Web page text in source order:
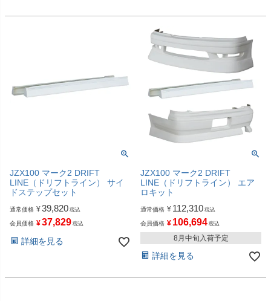
JZX100 マーク2 DRIFT
LINE（ドリフトライン） サイ
ドステップセット
通常価格 ¥39,820 税込
会員価格 ¥37,829 税込
詳細を見る
JZX100 マーク2 DRIFT
LINE（ドリフトライン） エア
ロキット
通常価格 ¥ 112,310 税込
会員価格 ¥ 106,694 税込
8月中旬入荷予定
詳細を見る